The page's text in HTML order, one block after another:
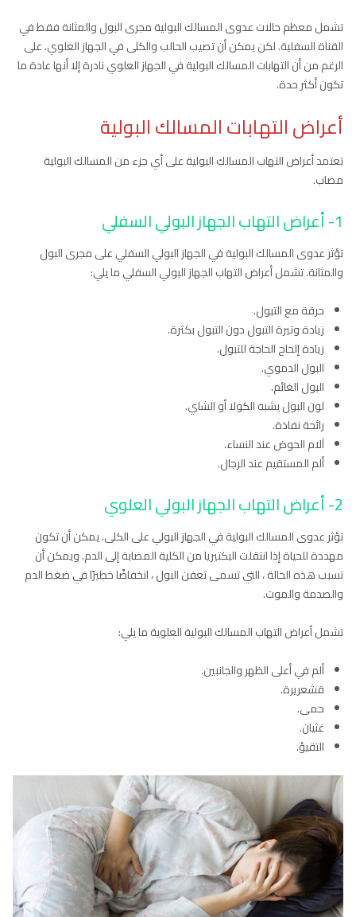
تشمل معظم حالات عدوى المسالك البولية مجرى البول والمثانة فقط في
القناة السفلية. لكن يمكن أن تصيب الحالب والكلى في الجهاز العلوي. على
الرغم من أن التهابات المسالك البولية في الجهاز العلوي نادرة إلا أنها عادة ما
تكون أكثر حدة.
أعراض التهابات المسالك البولية
تعتمد أعراض التهاب المسالك البولية على أي جزء من المسالك البولية
مصاب.
1- أعراض التهاب الجهاز البولي السفلي
تؤثر عدوى المسالك البولية في الجهاز البولي السفلي على مجرى البول
والمثانة. تشمل أعراض التهاب الجهاز البولي السفلي ما يلي:
حرقة مع التبول.
زيادة وتيرة التبول دون التبول بكثرة.
زيادة إلحاح الحاجة للتبول.
البول الدموي.
البول الغائم.
لون البول يشبه الكولا أو الشاي.
رائحة نفاذة.
آلام الحوض عند النساء.
ألم المستقيم عند الرجال.
2- أعراض التهاب الجهاز البولي العلوي
تؤثر عدوى المسالك البولية في الجهاز البولي على الكلى. يمكن أن تكون
مهددة للحياة إذا انتقلت البكتيريا من الكلية المصابة إلى الدم. ويمكن أن
تسبب هذه الحالة ، التي تسمى تعفن البول ، انخفاضًا خطيرًا في ضغط الدم
والصدمة والموت.
تشمل أعراض التهاب المسالك البولية العلوية ما يلي:
ألم في أعلى الظهر والجانبين.
قشعريرة.
حمى.
غثيان.
التقيؤ.